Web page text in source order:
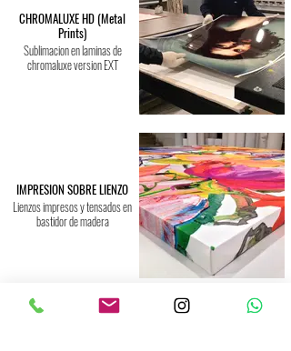
CHROMALUXE HD (Metal
Prints)
Sublimacion en laminas de
chromaluxe version EXT
IMPRESION SOBRE LIENZO
Lienzos impresos y tensados en
bastidor de madera